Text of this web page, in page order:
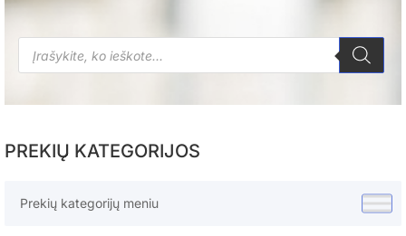
PREKIŲ KATEGORIJOS
Prekių kategorijų meniu